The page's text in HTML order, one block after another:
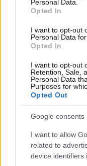
Personal Data.
Opted In
I want to opt-out
Personal Data
Opted In
I want to opt-out
Retention, Sale,
Personal Data
Purposes for
Opted Out
Google consents
I want to allow
related to
device identifiers
07·09·2025 21:54
Αβεβαιότητα στην
σημαντικές